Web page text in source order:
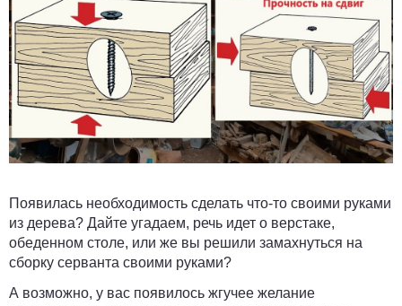
Появилась необходимость сделать что-то своими руками
из дерева? Дайте угадаем, речь идет о верстаке,
обеденном столе, или же вы решили замахнуться на
сборку серванта своими руками?
А возможно, у вас появилось жгучее желание